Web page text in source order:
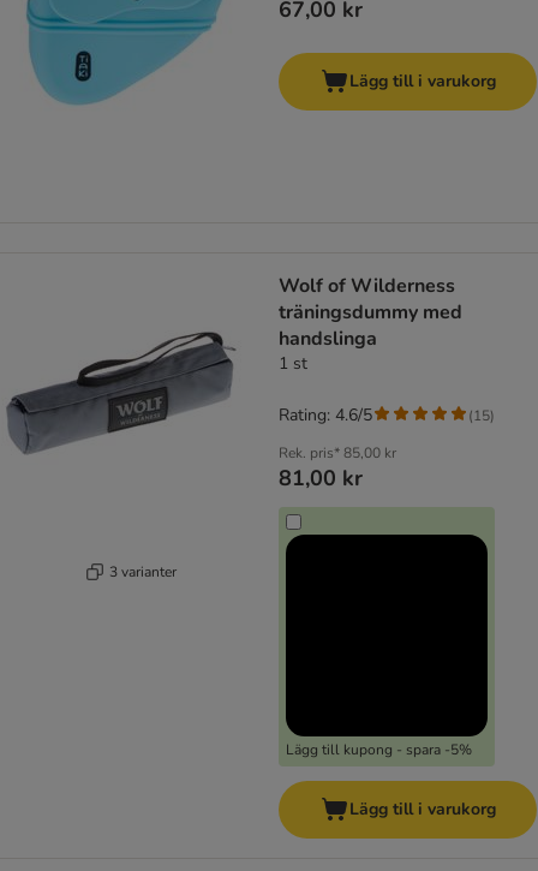
67,00 kr
Lägg till i varukorg
3 varianter
Wolf of Wilderness
träningsdummy med
handslinga
1 st
Rek. pris*85,00 kr
81,00 kr
Lägg till kupong - spara -5%
Rating: 4.6/5 (15)
Lägg till i varukorg